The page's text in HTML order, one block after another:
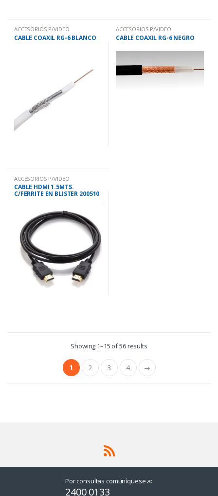
ACCESORIOS P/VIDEO
CABLE COAXIL RG-6 BLANCO
ACCESORIOS P/VIDEO
CABLE COAXIL RG-6 NEGRO
ACCESORIOS P/VIDEO
CABLE HDMI 1.5MTS.
C/FERRITE EN BLISTER 200510
Showing 1–15 of 56 results
1 2 3 4 →
Por consultas comuníquese a:
2400 0133